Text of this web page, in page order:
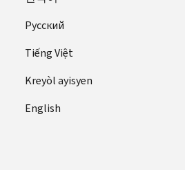
Pусский
Tiếng Việt
Kreyòl ayisyen
English